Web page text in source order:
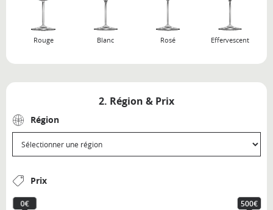
Rouge Blanc Rosé Effervescent
2. Région & Prix
Région
Prix
0€ 500€